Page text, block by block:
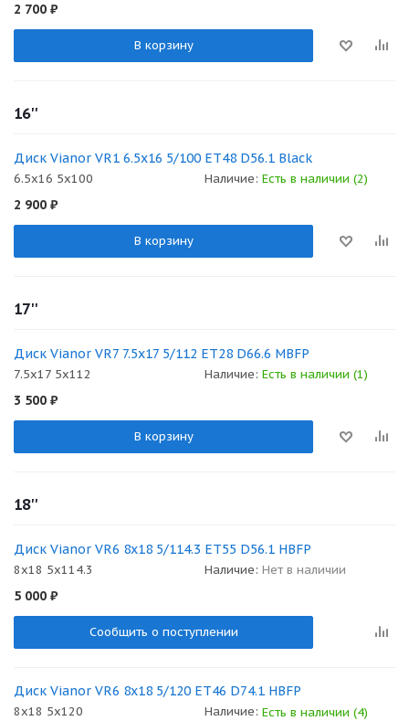
2 700 ₽
В корзину
16''
Диск Vianor VR1 6.5x16 5/100 ET48 D56.1 Black
6.5x16 5x100 Наличие: Есть в наличии (2)
2 900 ₽
В корзину
17''
Диск Vianor VR7 7.5x17 5/112 ET28 D66.6 MBFP
7.5x17 5x112 Наличие: Есть в наличии (1)
3 500 ₽
В корзину
18''
Диск Vianor VR6 8x18 5/114.3 ET55 D56.1 HBFP
8x18 5x114.3 Наличие: Нет в наличии
5 000 ₽
Сообщить о поступлении
Диск Vianor VR6 8x18 5/120 ET46 D74.1 HBFP
8x18 5x120 Наличие: Есть в наличии (4)